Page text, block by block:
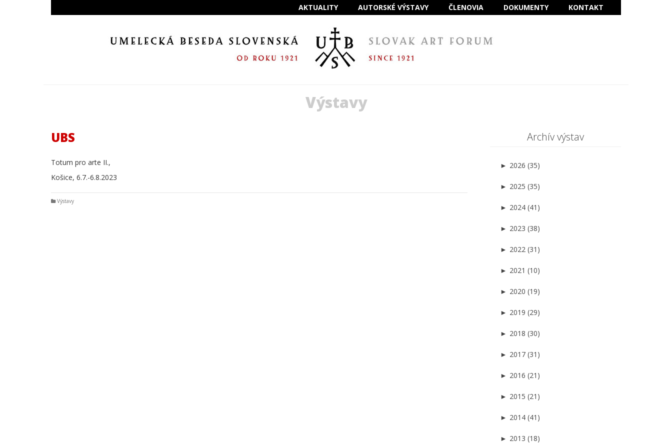
AKTUALITY AUTORSKÉ VÝSTAVY ČLENOVIA DOKUMENTY KONTAKT
Výstavy
UBS
Totum pro arte II.,
Košice, 6.7.-6.8.2023
Výstavy
Archív výstav
► 2026 (35)
► 2025 (35)
► 2024 (41)
► 2023 (38)
► 2022 (31)
► 2021 (10)
► 2020 (19)
► 2019 (29)
► 2018 (30)
► 2017 (31)
► 2016 (21)
► 2015 (21)
► 2014 (41)
► 2013 (18)